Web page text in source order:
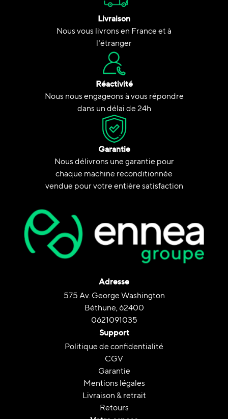
Livraison
Nous vous livrons en France et à
l’étranger
Réactivité
Nous nous engageons à vous répondre
dans un délai de 24h
Garantie
Nous délivrons une garantie pour
chaque machine reconditionnée
vendue pour votre entière satisfaction
Adresse
575 Av. George Washington
Béthune, 62400
0621091035
Support
Politique de confidentialité
CGV
Garantie
Mentions légales
Livraison & retrait
Retours